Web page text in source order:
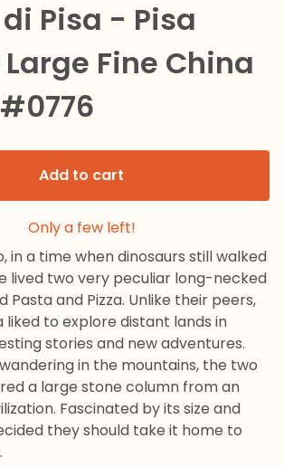
Pisa - Pisa
Fine China
Add to cart
Only a few left!
in a time when dinosaurs still walked
lived two very peculiar long-necked
Pasta and Pizza. Unlike their peers,
liked to explore distant lands in
stories and new adventures.
in the mountains, the two
a large stone column from an
Fascinated by its size and
they should take it home to